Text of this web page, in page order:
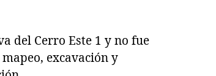
del Cerro Este 1 y no fue
excavación y